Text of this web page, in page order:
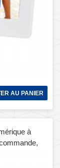
AU PANIER
à